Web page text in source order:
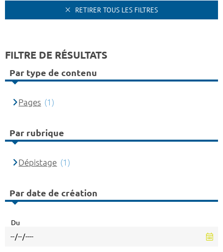
RETIRER TOUS LES FILTRES
FILTRE DE RÉSULTATS
Par type de contenu
Pages (1)
Par rubrique
Dépistage (1)
Par date de création
Du